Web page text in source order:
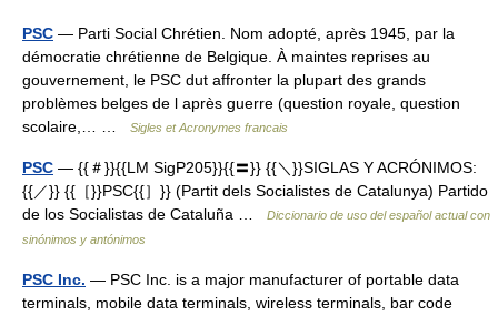
PSC — Parti Social Chrétien. Nom adopté, après 1945, par la
démocratie chrétienne de Belgique. À maintes reprises au
gouvernement, le PSC dut affronter la plupart des grands
problèmes belges de l après guerre (question royale, question
scolaire,… …
Sigles et Acronymes francais
PSC — {{＃}}{{LM SigP205}}{{〓}} {{＼}}SIGLAS Y ACRÓNIMOS:
{{／}} {{［}}PSC{{］}} (Partit dels Socialistes de Catalunya) Partido
de los Socialistas de Cataluña …
Diccionario de uso del español actual con
sinónimos y antónimos
PSC Inc. — PSC Inc. is a major manufacturer of portable data
terminals, mobile data terminals, wireless terminals, bar code